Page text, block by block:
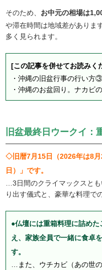
そのため、 お中元の相場は
や滞在時間は地域差がありま
多く見られます。
[この記事を併せてお読みく
・沖縄の旧盆行事の行い方
・沖縄のお盆回り。ナカビ
旧盆最終日ウークイ：
◇旧暦7月15日（2026年は8
日）」です。
…3日間のクライマックスと
り出す儀式と、豪華な料理で
●仏壇には重箱料理に詰め
え、家族全員で一緒に食卓
す。
…また、ウチカビ（あの世